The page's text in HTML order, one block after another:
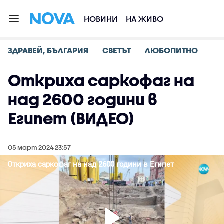
НОВИНИ НА ЖИВО
ЗДРАВЕЙ, БЪЛГАРИЯ СВЕТЪТ ЛЮБОПИТНО
Откриха саркофаг на
над 2600 години в
Египет (ВИДЕО)
05 март 2024 23:57